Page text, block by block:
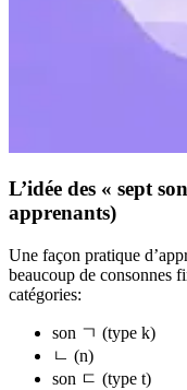
L’idée des « sept
apprenants)
Une façon pratique
beaucoup de consonnes
catégories:
son ㄱ (type k)
ㄴ (n)
son ㄷ (type t)